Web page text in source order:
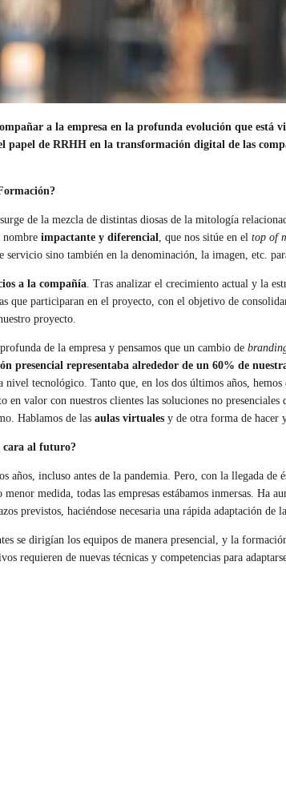
a la empresa en la profunda evolución que está
papel de RRHH en la transformación digital de las
de la mezcla de distintas diosas de la mitología
nombre impactante y diferencial , que nos sitúe en el top of
sino también en la denominación, la imagen, etc.
a la compañía . Tras analizar el crecimiento actual y la
que participaran en el proyecto, con el objetivo de
proyecto.
de la empresa y pensamos que un cambio de
presencial representaba alrededor de un 60% de
nivel tecnológico. Tanto que, en los dos últimos años,
valor con nuestros clientes las soluciones no
Hablamos de las aulas virtuales y de otra forma de hacer
cara al futuro?
incluso antes de la pandemia. Pero, con la llegada de
menor medida, todas las empresas estábamos inmersas. Ha
previstos, haciéndose necesaria una rápida adaptación de
se dirigían los equipos de manera presencial, y la
de nuevas técnicas y competencias para